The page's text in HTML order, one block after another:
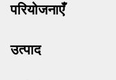
परियोजनाएँ
उत्पाद